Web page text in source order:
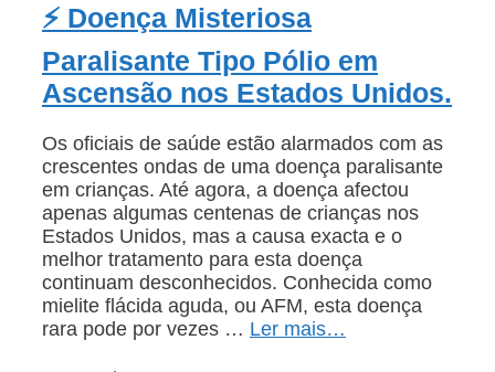
⚡ Doença Misteriosa
Paralisante Tipo Pólio em
Ascensão nos Estados Unidos.
Os oficiais de saúde estão alarmados com as
crescentes ondas de uma doença paralisante
em crianças. Até agora, a doença afectou
apenas algumas centenas de crianças nos
Estados Unidos, mas a causa exacta e o
melhor tratamento para esta doença
continuam desconhecidos. Conhecida como
mielite flácida aguda, ou AFM, esta doença
rara pode por vezes … Ler mais…